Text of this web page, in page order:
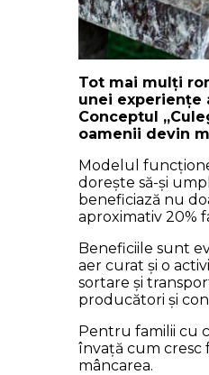
Tot mai mulți
unei experiențe
Conceptul
oamenii devin
Modelul
dorește să-și
beneficiază nu
aproximativ 20%
Beneficiile sunt
aer curat și o
sortare și
producători și
Pentru familii cu
învață cum cresc
mâncarea.